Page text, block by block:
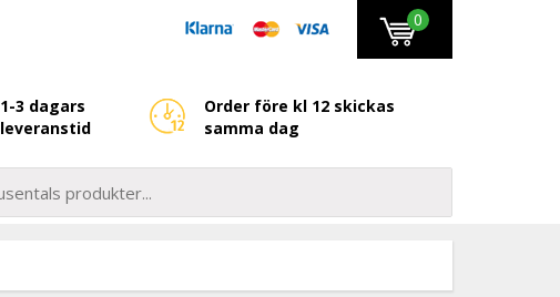
0
1-3 dagars
leveranstid
Order före kl 12 skickas
samma dag